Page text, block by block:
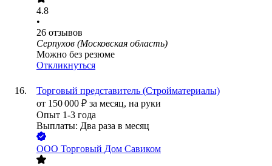
4.8
•
26 отзывов
Серпухов (Московская область)
Можно без резюме
Откликнуться
Торговый представитель (Стройматериалы)
от 150 000 ₽ за месяц, на руки
Опыт 1-3 года
Выплаты: Два раза в месяц
ООО Торговый Дом Савиком